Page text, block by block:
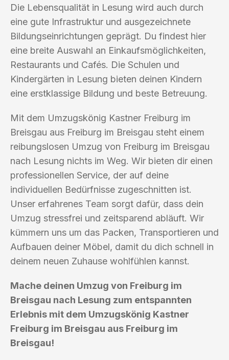
Die Lebensqualität in Lesung wird auch durch
eine gute Infrastruktur und ausgezeichnete
Bildungseinrichtungen geprägt. Du findest hier
eine breite Auswahl an Einkaufsmöglichkeiten,
Restaurants und Cafés. Die Schulen und
Kindergärten in Lesung bieten deinen Kindern
eine erstklassige Bildung und beste Betreuung.
Mit dem Umzugskönig Kastner Freiburg im
Breisgau aus Freiburg im Breisgau steht einem
reibungslosen Umzug von Freiburg im Breisgau
nach Lesung nichts im Weg. Wir bieten dir einen
professionellen Service, der auf deine
individuellen Bedürfnisse zugeschnitten ist.
Unser erfahrenes Team sorgt dafür, dass dein
Umzug stressfrei und zeitsparend abläuft. Wir
kümmern uns um das Packen, Transportieren und
Aufbauen deiner Möbel, damit du dich schnell in
deinem neuen Zuhause wohlfühlen kannst.
Mache deinen Umzug von Freiburg im
Breisgau nach Lesung zum entspannten
Erlebnis mit dem Umzugskönig Kastner
Freiburg im Breisgau aus Freiburg im
Breisgau!